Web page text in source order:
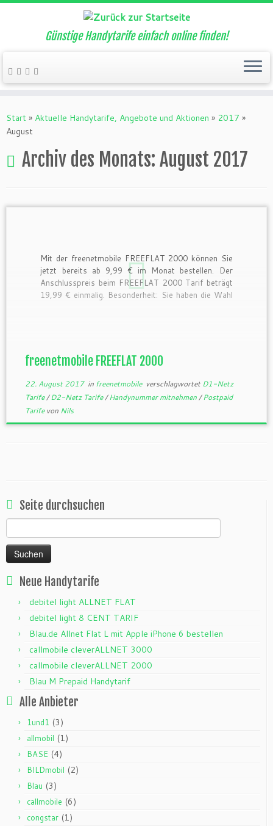
Inhalt
springen
Günstige Handytarife einfach online finden!
Start » Aktuelle Handytarife, Angebote und Aktionen » 2017 »
August
Archiv des Monats: August 2017
Mit der freenetmobile FREEFLAT 2000 können Sie
jetzt bereits ab 9,99 € im Monat bestellen. Der
Anschlusspreis beim FREEFLAT 2000 Tarif beträgt
19,99 € einmalig. Besonderheit: Sie haben die Wahl
freenetmobile FREEFLAT 2000
22. August 2017in freenetmobile verschlagwortetD1-Netz
Tarife/D2-Netz Tarife/Handynummer mitnehmen/Postpaid
Tarife von Nils
Seite durchsuchen
Suchen
nach:
Neue Handytarife
debitel light ALLNET FLAT
debitel light 8 CENT TARIF
Blau.de Allnet Flat L mit Apple iPhone 6 bestellen
callmobile cleverALLNET 3000
callmobile cleverALLNET 2000
Blau M Prepaid Handytarif
Alle Anbieter
1und1 (3)
allmobil (1)
BASE (4)
BILDmobil (2)
Blau (3)
callmobile (6)
congstar (1)